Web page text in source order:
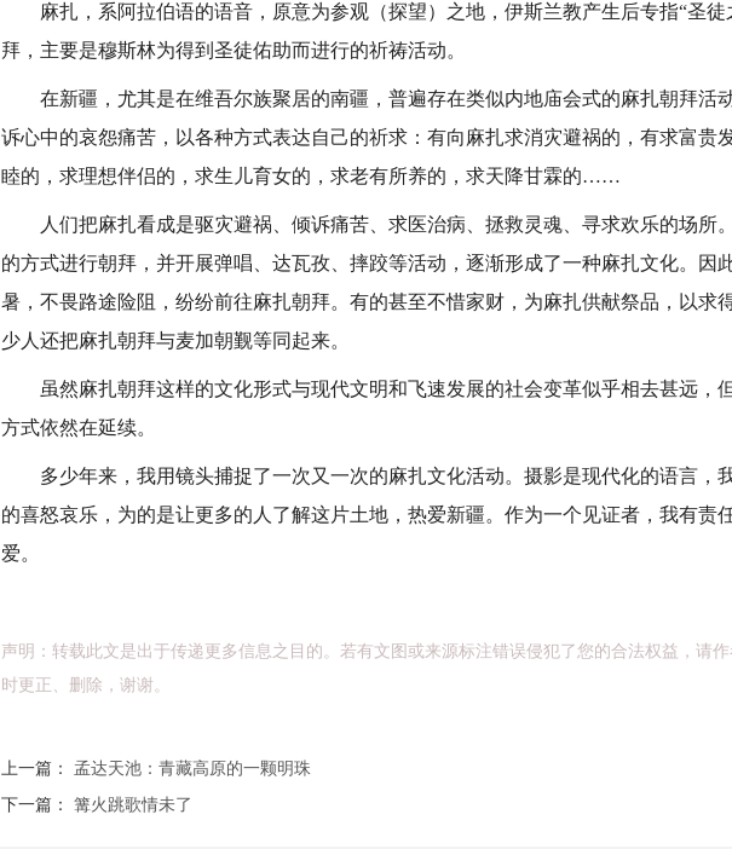
麻扎，系阿拉伯语的语音，原意为参观（探望）之地，伊斯兰教产生后专指“圣徒
拜，主要是穆斯林为得到圣徒佑助而进行的祈祷活动。
在新疆，尤其是在维吾尔族聚居的南疆，普遍存在类似内地庙会式的麻扎朝拜活
诉心中的哀怨痛苦，以各种方式表达自己的祈求：有向麻扎求消灾避祸的，有求富贵
睦的，求理想伴侣的，求生儿育女的，求老有所养的，求天降甘霖的……
人们把麻扎看成是驱灾避祸、倾诉痛苦、求医治病、拯救灵魂、寻求欢乐的场所
的方式进行朝拜，并开展弹唱、达瓦孜、摔跤等活动，逐渐形成了一种麻扎文化。因
暑，不畏路途险阻，纷纷前往麻扎朝拜。有的甚至不惜家财，为麻扎供献祭品，以求
少人还把麻扎朝拜与麦加朝觐等同起来。
虽然麻扎朝拜这样的文化形式与现代文明和飞速发展的社会变革似乎相去甚远，
方式依然在延续。
多少年来，我用镜头捕捉了一次又一次的麻扎文化活动。摄影是现代化的语言，
的喜怒哀乐，为的是让更多的人了解这片土地，热爱新疆。作为一个见证者，我有责
爱。
声明：转载此文是出于传递更多信息之目的。若有文图或来源标注错误侵犯了您的合法权益，请
时更正、删除，谢谢。
上一篇： 孟达天池：青藏高原的一颗明珠
下一篇： 篝火跳歌情未了